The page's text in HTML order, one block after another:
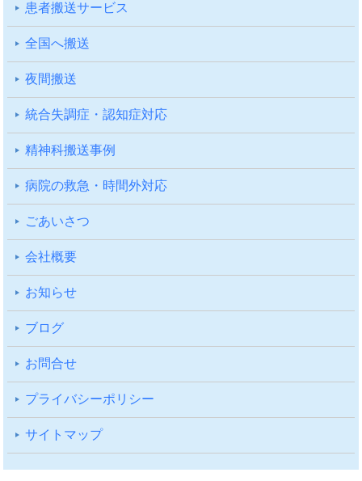
患者搬送サービス
全国へ搬送
夜間搬送
統合失調症・認知症対応
精神科搬送事例
病院の救急・時間外対応
ごあいさつ
会社概要
お知らせ
ブログ
お問合せ
プライバシーポリシー
サイトマップ